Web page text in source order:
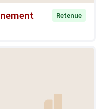
Retenue